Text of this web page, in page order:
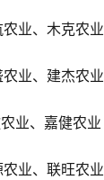
业、木克农业
业、建杰农业
业、嘉健农业
业、联旺农业